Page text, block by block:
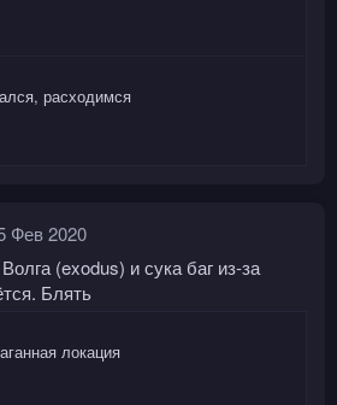
расходимся
Фев 2020
(exodus) и сука баг из-за
Блять
локация